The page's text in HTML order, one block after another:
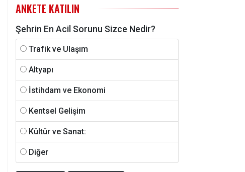
ANKETE KATILIN
Şehrin En Acil Sorunu Sizce Nedir?
Trafik ve Ulaşım
Altyapı
İstihdam ve Ekonomi
Kentsel Gelişim
Kültür ve Sanat:
Diğer